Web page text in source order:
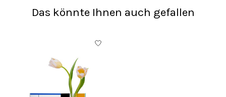
Das könnte Ihnen auch gefallen
Produkt-Karussell-Artikel